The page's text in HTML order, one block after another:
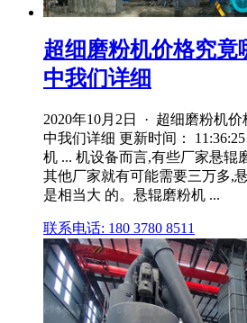
超细磨粉机价格究竟
中我们详细
2020年10月2日 · 超细磨粉机
中我们详细 更新时间：
机 ... 机设备而言,有些厂家悬辊
其他厂家就有可能需要三万多,
是相当大 的。悬辊磨粉机 ...
联系电话: 180 3780 8511